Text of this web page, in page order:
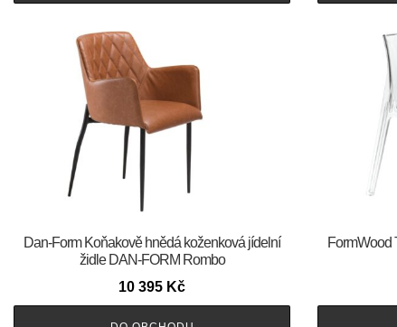
​​​​​Dan-Form Koňakově hnědá koženková jídelní
židle DAN-FORM Rombo
10 395 Kč
FormWood